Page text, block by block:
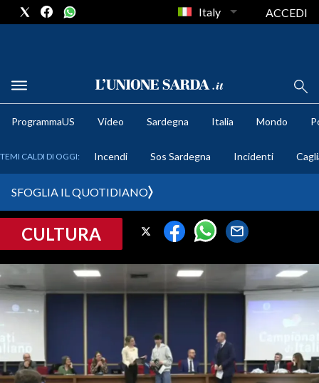
METEO
CRONACA SARDEGNA
PROVINCIA DI CAGLIARI
SULCIS IGLESIENTE
MEDIO CAMPIDANO
SASSARI E PROVINCIA
Italy ACCEDI
ProgrammaUS Video Sardegna Italia Mondo
TEMI CALDI DI OGGI: Incendi Sos Sardegna Incidenti
SFOGLIA IL QUOTIDIANO
CULTURA